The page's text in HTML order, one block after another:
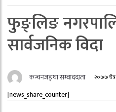
फुङ्लिङ
सार्वजनिक विदा
कन्चनजङ्घा सम्वाददाता २०७७ चैत्र
[news_share_counter]